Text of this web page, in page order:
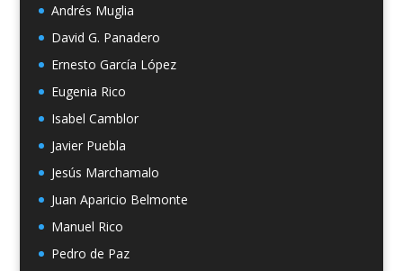
Andrés Muglia
David G. Panadero
Ernesto García López
Eugenia Rico
Isabel Camblor
Javier Puebla
Jesús Marchamalo
Juan Aparicio Belmonte
Manuel Rico
Pedro de Paz